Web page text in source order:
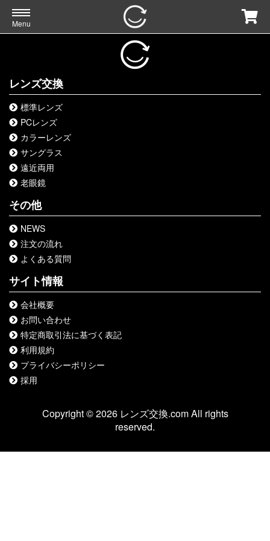
Menu
レンズ交換
標準レンズ
PCレンズ
カラーレンズ
サングラス
遠近両用
老眼鏡
その他
NEWS
注文の流れ
よくある質問
サイト情報
会社概要
お問い合わせ
特定商取引法に基づく表記
利用規約
プライバシーポリシー
採用
Copyright © 2026 レンズ交換.com All rights
reserved.